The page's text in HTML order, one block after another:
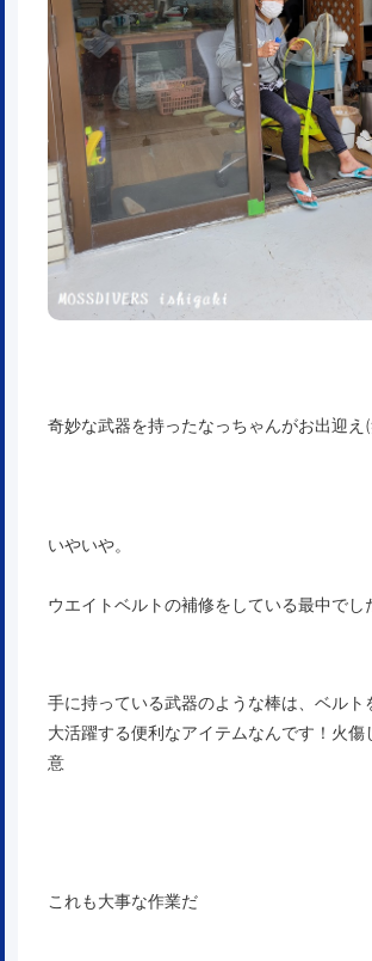
奇妙な武器を持ったなっちゃんがお出迎え
いやいや。
ウエイトベルトの補修をしている最中でし
手に持っている武器のような棒は、ベルト
大活躍する便利なアイテムなんです！火傷
意
これも大事な作業だ